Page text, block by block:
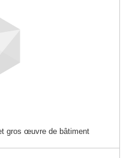
gros œuvre de bâtiment